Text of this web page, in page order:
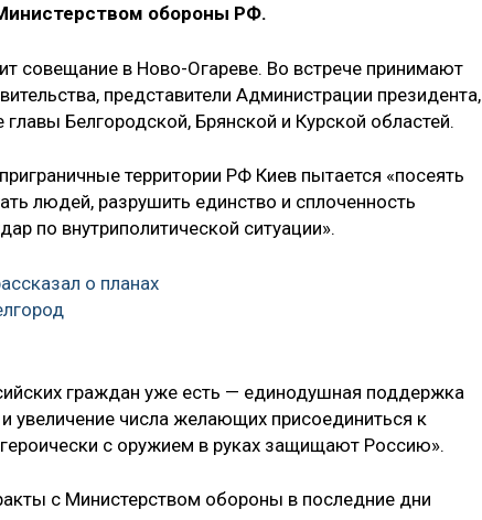
обороны РФ.
совещание в Ново-Огареве. Во встрече принимают
представители Администрации президента,
Белгородской, Брянской и Курской областей.
территории РФ Киев пытается «посеять
людей, разрушить единство и сплоченность
по внутриполитической ситуации».
о планах
граждан уже есть — единодушная поддержка
увеличение числа желающих присоединиться к
с оружием в руках защищают Россию».
с Министерством обороны в последние дни